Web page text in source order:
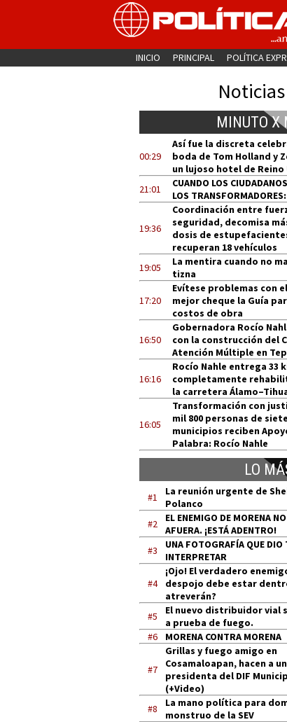
INICIO PRINCIPAL POLÍTICA
MINUTO X
00:29
Así fue la discreta
boda de Tom Holland y
un lujoso hotel de Reino
21:01
CUANDO LOS
LOS
19:36
Coordinación entre
seguridad, decomisa
dosis de
recuperan 18 vehículos
19:05
La mentira cuando no
tizna
17:20
Evítese problemas con el
mejor cheque la Guía
costos de obra
16:50
Gobernadora Rocío
con la construcción del
Atención Múltiple en
16:16
Rocío Nahle entrega 33
completamente
la carretera
16:05
Transformación con
mil 800 personas de siete
municipios reciben
Palabra: Rocío Nahle
LO
#1
La reunión urgente de
Polanco
#2
EL ENEMIGO DE MORENA
AFUERA. ¡ESTÁ ADENTRO!
#3
UNA FOTOGRAFÍA QUE DIO
INTERPRETAR
#4
¡Ojo! El verdadero
despojo debe estar
atreverán?
#5
El nuevo distribuidor vial
a prueba de fuego.
#6
MORENA CONTRA MORENA
#7
Grillas y fuego amigo en
Cosamaloapan, hacen a
presidenta del DIF
(+Video)
#8
La mano política para
monstruo de la SEV